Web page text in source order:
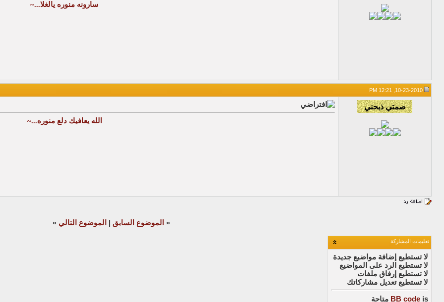
سارونه منوره يالغلا...~
الله يعافيك دلع منوره...~
« الموضوع السابق الموضوع التالي »
تعليمات المشاركة
لا تستطيع إضافة مواضيع جديدة
لا تستطيع الرد على المواضيع
لا تستطيع إرفاق ملفات
لا تستطيع تعديل مشاركاتك
BB code is
متاحة